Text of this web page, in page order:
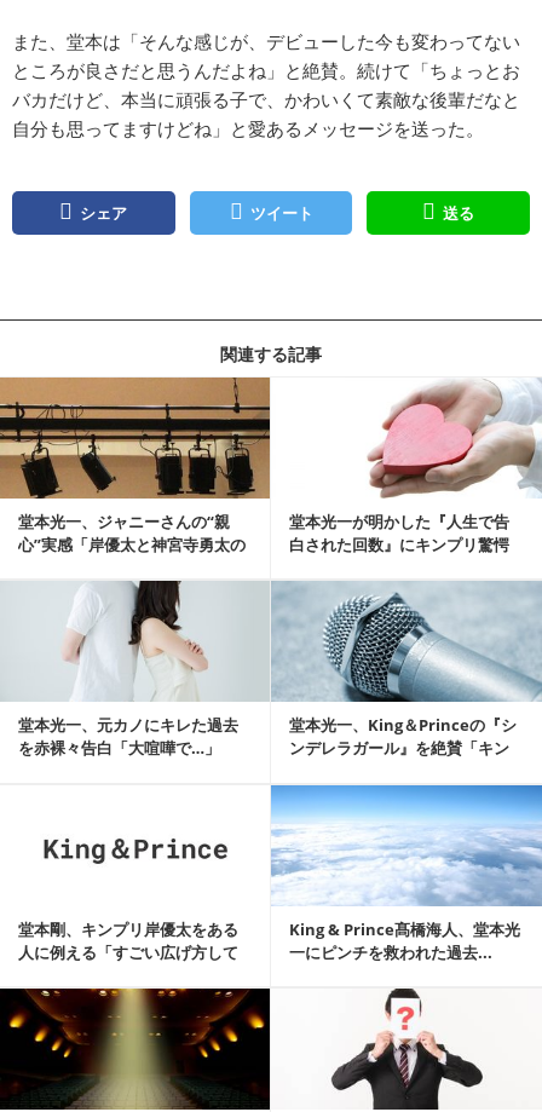
また、堂本は「そんな感じが、デビューした今も変わってない
ところが良さだと思うんだよね」と絶賛。続けて「ちょっとお
バカだけど、本当に頑張る子で、かわいくて素敵な後輩だなと
自分も思ってますけどね」と愛あるメッセージを送った。
シェア ツイート 送る
関連する記事
堂本光一、ジャニーさんの“親
心”実感「岸優太と神宮寺勇太の
堂本光一が明かした『人生で告
白された回数』にキンプリ驚愕
記事を読む
堂本光一、元カノにキレた過去
を赤裸々告白「大喧嘩で…」
堂本光一、King＆Princeの『シ
ンデレラガール』を絶賛「キン
堂本剛、キンプリ岸優太をある
人に例える「すごい広げ方して
King & Prince髙橋海人、堂本光
一にピンチを救われた過去...
記事を読む